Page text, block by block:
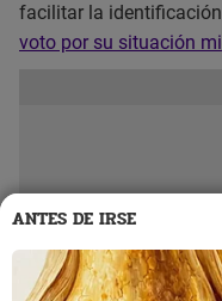
facilitar la
voto por su situación
ANTES DE IRSE